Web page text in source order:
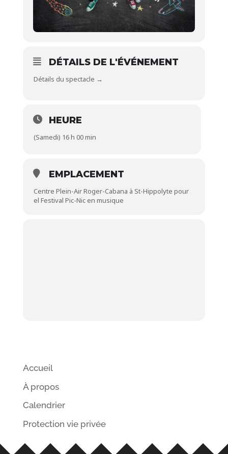
DÉTAILS DE L'ÉVÉNEMENT
Détails du spectacle →
HEURE
(Samedi) 16 h 00 min
EMPLACEMENT
Centre Plein-Air Roger-Cabana à St-Hippolyte pour
el Festival Pic-Nic en musique
Accueil
À propos
Calendrier
Protection vie privée